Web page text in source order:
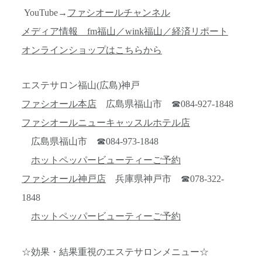
YouTube→ ファシオールチャンネル
メディア情報 fm福山／wink福山／経済リポート
オンラインショップはこちらから
エステサロン福山(広島)神戸
ファシオール本店 広島県福山市 ☎084-927-1848
ファシオールニューキャッスルホテル店
広島県福山市 ☎084-973-1848
ホットペッパービューティーご予約
ファシオール神戸店 兵庫県神戸市 ☎078-322-
1848
ホットペッパービューティーご予約
☆効果・結果重視のエステサロンメニュー☆